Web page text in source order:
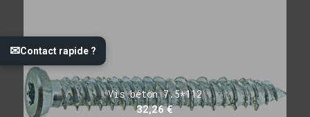
Vis béton 7.5*112
32,26€
✉Contact rapide ?